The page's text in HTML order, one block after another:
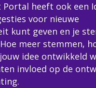
heeft ook een
voor nieuwe
kunt geven en je
meer stemmen,
idee ontwikkeld
invloed op de